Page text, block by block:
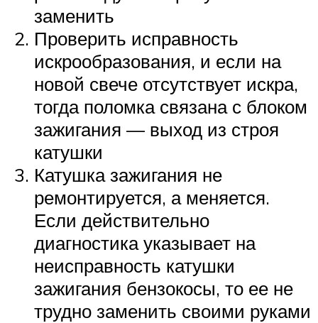
заменить
Проверить исправность
искрообразования, и если на
новой свече отсутствует искра,
тогда поломка связана с блоком
зажигания — выход из строя
катушки
Катушка зажигания не
ремонтируется, а меняется.
Если действительно
диагностика указывает на
неисправность катушки
зажигания бензокосы, то ее не
трудно заменить своими руками